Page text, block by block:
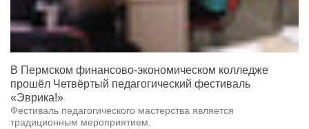
В Пермском финансово-экономическом колледже
прошёл Четвёртый педагогический фестиваль
«Эврика!»
Фестиваль педагогического мастерства является
традиционным мероприятием.